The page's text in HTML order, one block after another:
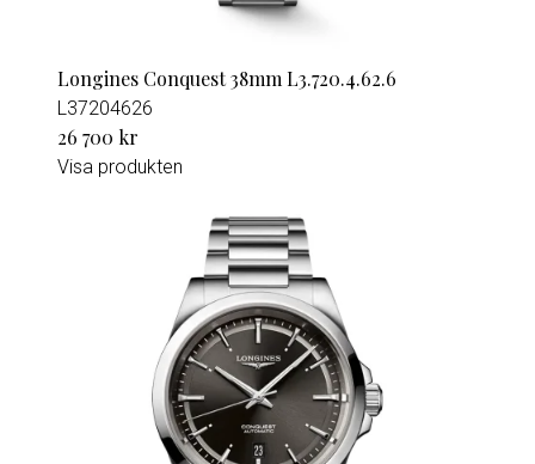
Longines Conquest 38mm L3.720.4.62.6
L37204626
26 700 kr
Visa produkten